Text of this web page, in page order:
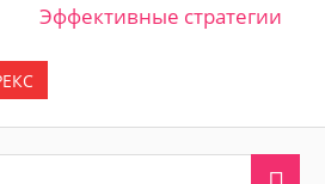
Эффективные стратегии